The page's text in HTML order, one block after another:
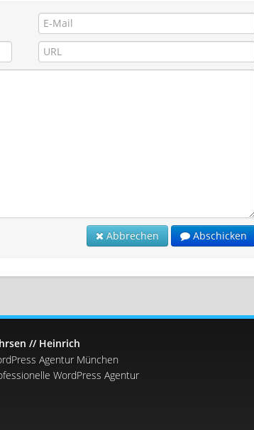
Abbrechen Abschicken
// Heinrich
Agentur München
WordPress Agentur